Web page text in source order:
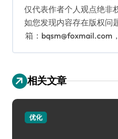
仅代表作者个人观点绝非
如您发现内容存在版权问
箱：bqsm@foxmail.com
相关文章
优化